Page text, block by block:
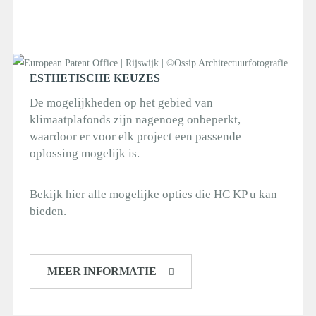
ESTHETISCHE KEUZES
De mogelijkheden op het gebied van
klimaatplafonds zijn nagenoeg onbeperkt,
waardoor er voor elk project een passende
oplossing mogelijk is.
Bekijk hier alle mogelijke opties die HC KP u kan
bieden.
MEER INFORMATIE